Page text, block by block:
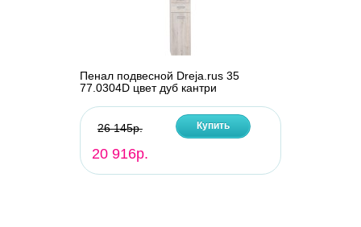
Пенал подвесной Dreja.rus 35
77.0304D цвет дуб кантри
26 145р.
20 916р.
Купить